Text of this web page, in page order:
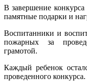
В завершение
памятные подарки и
Воспитанники и
пожарных за
грамотой.
Каждый ребенок
проведенного конкурса.